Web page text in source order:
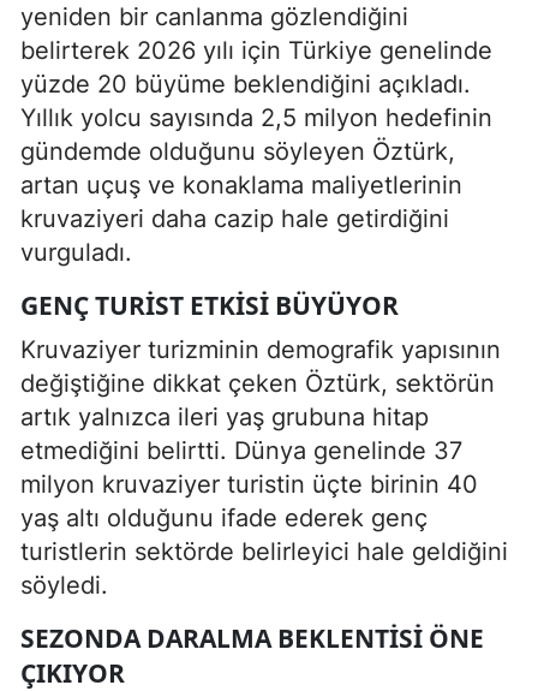
yeniden bir canlanma gözlendiğini
belirterek 2026 yılı için Türkiye genelinde
yüzde 20 büyüme beklendiğini açıkladı.
Yıllık yolcu sayısında 2,5 milyon hedefinin
gündemde olduğunu söyleyen Öztürk,
artan uçuş ve konaklama maliyetlerinin
kruvaziyeri daha cazip hale getirdiğini
vurguladı.
GENÇ TURIST ETKISI BÜYÜYOR
Kruvaziyer turizminin demografik yapısının
değiştiğine dikkat çeken Öztürk, sektörün
artık yalnızca ileri yaş grubuna hitap
etmediğini belirtti. Dünya genelinde 37
milyon kruvaziyer turistin üçte birinin 40
yaş altı olduğunu ifade ederek genç
turistlerin sektörde belirleyici hale geldiğini
söyledi.
SEZONDA DARALMA BEKLENTISI ÖNE
ÇIKIYOR